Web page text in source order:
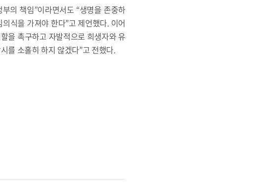
의 책임”이라면서도 “생명을 존중하
식을 가져야 한다”고 제언했다. 이어
을 촉구하고 자발적으로 희생자와 유
를 소홀히 하지 않겠다”고 전했다.